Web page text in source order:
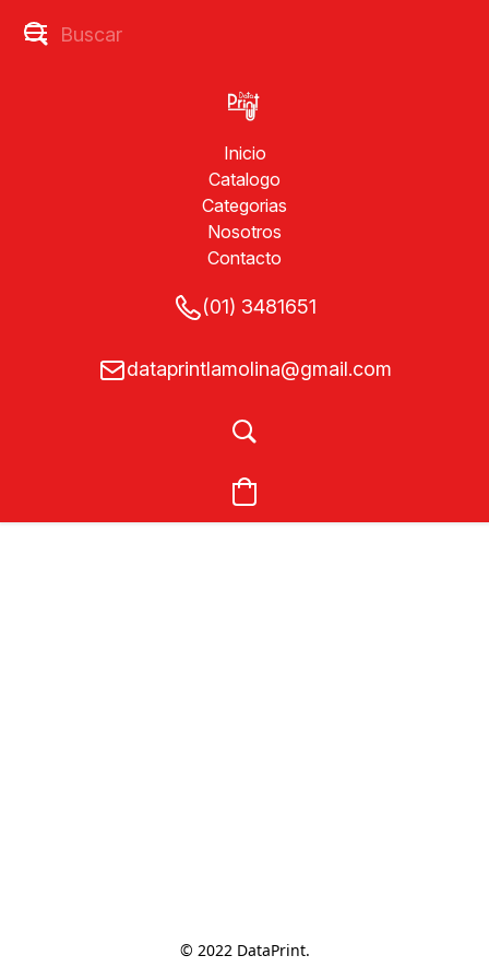
Inicio
Catalogo
Categorias
Nosotros
Contacto
(01) 3481651
dataprintlamolina@gmail.com
© 2022 DataPrint.